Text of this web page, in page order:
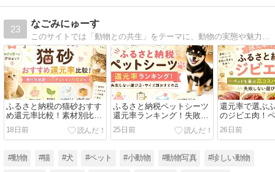
23
なごみにゅーす
このサイトでは「動物との共生」をテーマに、動物の実態や魅力をお届けします。ご覧になった方にとって、動物の命を考えるきっかけになりますように…。
ふるさと納税の猫砂おすす
め還元率比較！素材別比
較・システムトイレ対応表
も
18日前
ふるさと納税ペットシーツ
還元率ランキング！失敗し
ない選び方・サイズ別おす
すめ品
25日前
還元率で選ぶ
のジビエ肉！
高コスパな返
ない選び方
26日前
#動物 #猫 #犬 #ペット #小動物 #動物写真 #珍しい動物